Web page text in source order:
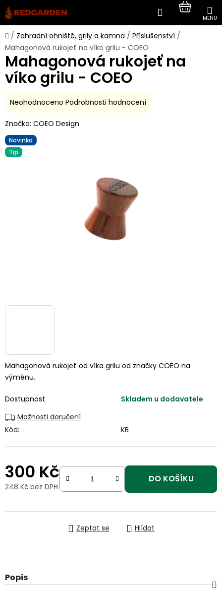
Přejít
na
obsah
Hledat
KOŠÍK
Domů
/ Zahradní ohniště, grily a kamna / Příslušenství /
Mahagonová rukojeť na víko grilu - COEO
Mahagonová rukojeť od víka grilu od značky COEO na
výměnu.
Dostupnost
Skladem u dodavatele
Možnosti doručení
Kód:
KB
300 Kč
248 Kč bez DPH
DO KOŠÍKU
Zeptat se Hlídat
Mahagonová rukojeť na
víko grilu - COEO
Průměrné
produktu
je
0,0
z
Neohodnoceno Podrobnosti hodnocení
Značka: COEO Design
Novinka
Tip
Popis